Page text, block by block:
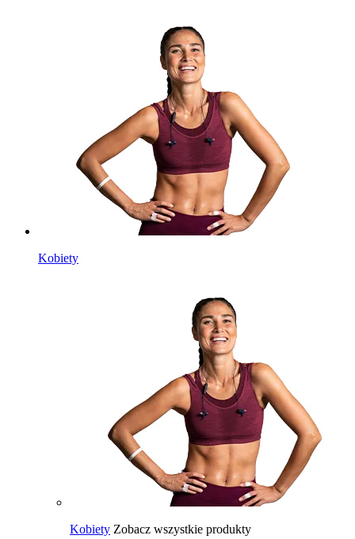
Kobiety
Kobiety Zobacz wszystkie produkty